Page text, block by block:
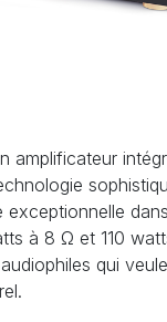
amplificateur
exceptionnelle
à 8 Ω et 110
qui